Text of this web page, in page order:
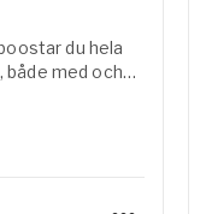
du hela
med och